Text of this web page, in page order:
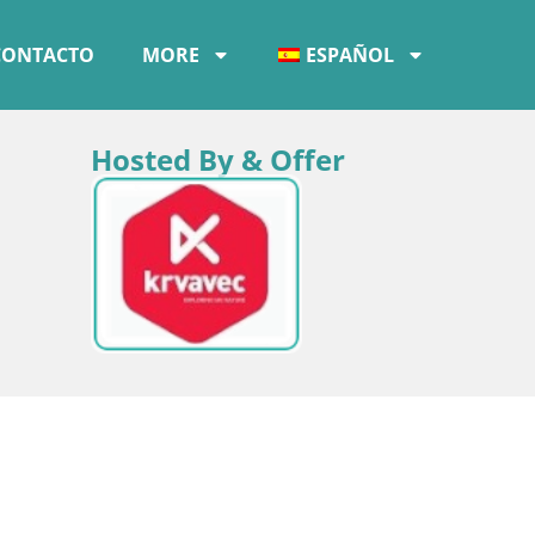
MORE ESPAÑOL
Hosted By & Offer